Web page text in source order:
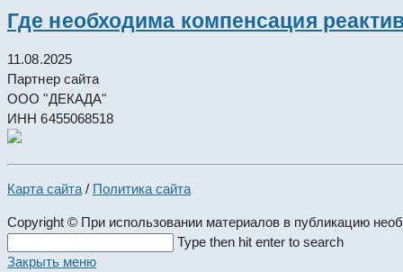
Где необходима компенсация
11.08.2025
Партнер сайта
ООО "ДЕКАДА"
ИНН 6455068518
Карта сайта / Политика сайта
Copyright © При использовании материалов в публикацию
this
Type then hit enter to search
Закрыть меню